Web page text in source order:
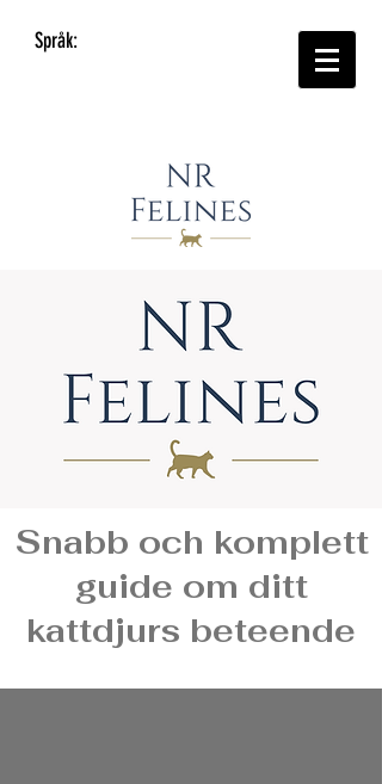
Språk:
Snabb och komplett
guide om ditt
kattdjurs beteende